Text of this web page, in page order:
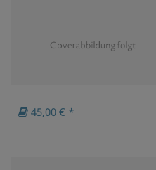
45,00 € *